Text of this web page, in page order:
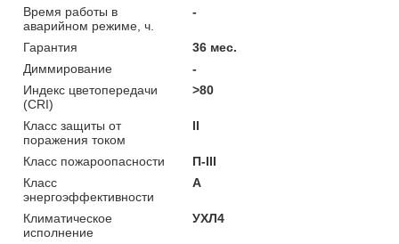
Время работы в
аварийном режиме, ч.
-
Гарантия
36 мес.
Диммирование
-
Индекс цветопередачи
(CRI)
>80
Класс защиты от
поражения током
II
Класс пожароопасности
П-ІІІ
Класс
энергоэффективности
A
Климатическое
исполнение
УХЛ4